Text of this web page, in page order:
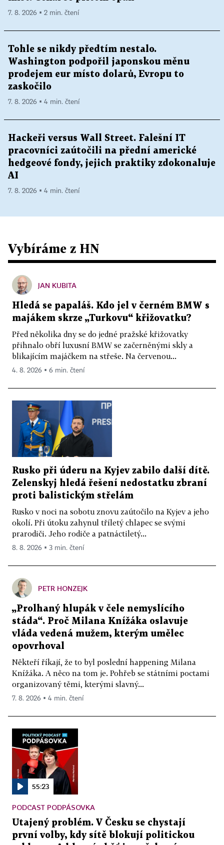
7. 8. 2026 ▪ 2 min. čtení
Tohle se nikdy předtím nestalo.
Washington podpořil japonskou měnu
prodejem eur místo dolarů, Evropu to
zaskočilo
7. 8. 2026 ▪ 4 min. čtení
Hackeři versus Wall Street. Falešní IT
pracovníci zaútočili na přední americké
hedgeové fondy, jejich praktiky zdokonaluje
AI
7. 8. 2026 ▪ 4 min. čtení
Vybíráme z HN
JAN KUBITA
Hledá se papaláš. Kdo jel v černém BMW s
majákem skrze „Turkovu“ křižovatku?
Před několika dny se do jedné pražské křižovatky
přihnalo obří luxusní BMW se začerněnými skly a
blikajícím majáčkem na střeše. Na červenou...
4. 8. 2026 ▪ 6 min. čtení
Rusko při úderu na Kyjev zabilo další dítě.
Zelenskyj hledá řešení nedostatku zbraní
proti balistickým střelám
Rusko v noci na sobotu znovu zaútočilo na Kyjev a jeho
okolí. Při útoku zahynul tříletý chlapec se svými
prarodiči. Jeho rodiče a patnáctiletý...
8. 8. 2026 ▪ 3 min. čtení
PETR HONZEJK
„Prolhaný hlupák v čele nemyslícího
stáda“. Proč Milana Knížáka oslavuje
vláda vedená mužem, kterým umělec
opovrhoval
Někteří říkají, že to byl poslední happening Milana
Knížáka. A něco na tom je. Pohřeb se státními poctami
organizovaný těmi, kterými slavný...
7. 8. 2026 ▪ 4 min. čtení
55:23
PODCAST PODPÁSOVKA
Utajený problém. V Česku se chystají
první volby, kdy sítě blokují politickou